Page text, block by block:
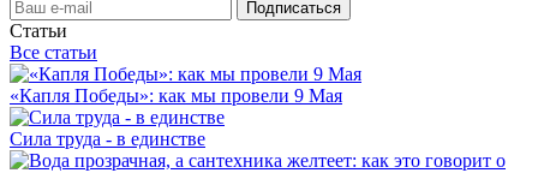
Статьи
Все статьи
«Капля Победы»: как мы провели 9 Мая
Сила труда - в единстве